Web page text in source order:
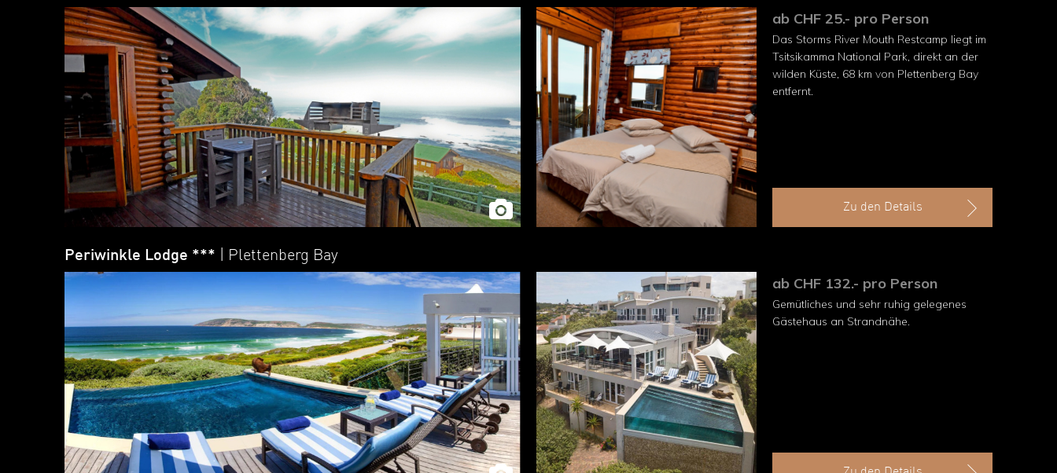
ab CHF 25.- pro Person
Das Storms River Mouth Restcamp liegt im
Tsitsikamma National Park, direkt an der
wilden Küste, 68 km von Plettenberg Bay
entfernt.
Zu den Details
Periwinkle Lodge *** | Plettenberg Bay
ab CHF 132.- pro Person
Gemütliches und sehr ruhig gelegenes
Gästehaus an Strandnähe.